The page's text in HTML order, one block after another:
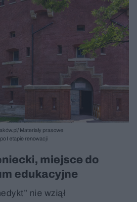
Materiały prasowe
I etapie renowacji
miejsce do
edukacyjne
nie wziął